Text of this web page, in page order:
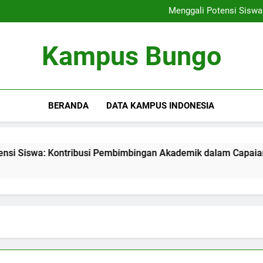
Menggali Potensi
Membangunlah Karir
Menggali Potensi
Membangunlah Karir
Kampus Bungo
BERANDA DATA KAMPUS INDONESIA
Kontribusi Pembimbingan Akademik dalam Capaian Karier